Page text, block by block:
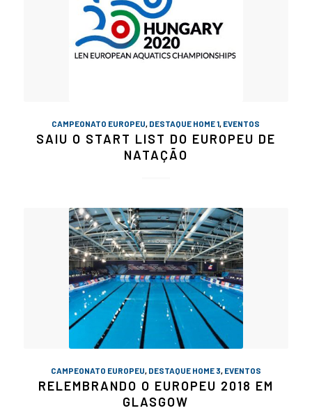
CAMPEONATO EUROPEU, DESTAQUE HOME 1, EVENTOS
SAIU O START LIST DO EUROPEU DE
NATAÇÃO
CAMPEONATO EUROPEU, DESTAQUE HOME 3, EVENTOS
RELEMBRANDO O EUROPEU 2018 EM
GLASGOW